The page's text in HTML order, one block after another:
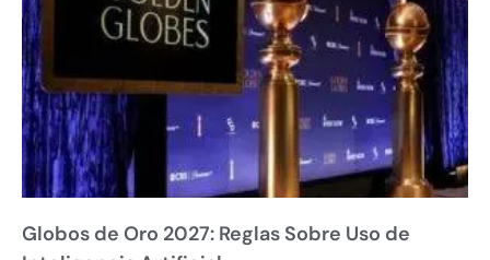
Globos de Oro 2027: Reglas Sobre Uso de